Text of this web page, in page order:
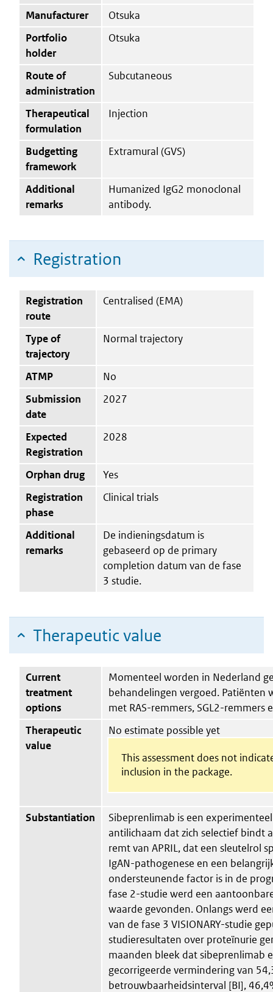
Manufacturer
Otsuka
Portfolio
holder
Otsuka
Route of
administration
Subcutaneous
Therapeutical
formulation
Injection
Budgetting
framework
Extramural (GVS)
Additional
remarks
Humanized IgG2 monoclonal
antibody.
Registration
Registration
route
Centralised (EMA)
Type of
trajectory
Normal trajectory
ATMP
No
Submission
date
2027
Expected
Registration
2028
Orphan drug
Yes
Registration
phase
Clinical trials
Additional
remarks
De indieningsdatum is
gebaseerd op de primary
completion datum van de fase
3 studie.
Therapeutic value
Current
treatment
options
Momenteel worden in Nederland
behandelingen vergoed. Patiënten
met RAS-remmers, SGL2-remmers
Therapeutic
value
No estimate possible yet
This assessment does not
inclusion in the package.
Substantiation
Sibeprenlimab is een
antilichaam dat zich selectief bindt
remt van APRIL, dat een sleutelrol
IgAN-pathogenese en een
ondersteunende factor is in de
fase 2-studie werd een
waarde gevonden. Onlangs werd
van de fase 3 VISIONARY-studie
studieresultaten over proteïnurie
maanden bleek dat sibeprenlimab
gecorrigeerde vermindering van
betrouwbaarheidsinterval [BI],